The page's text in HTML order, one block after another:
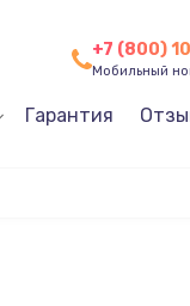
+7 (800)
Мобильный
Гарантия